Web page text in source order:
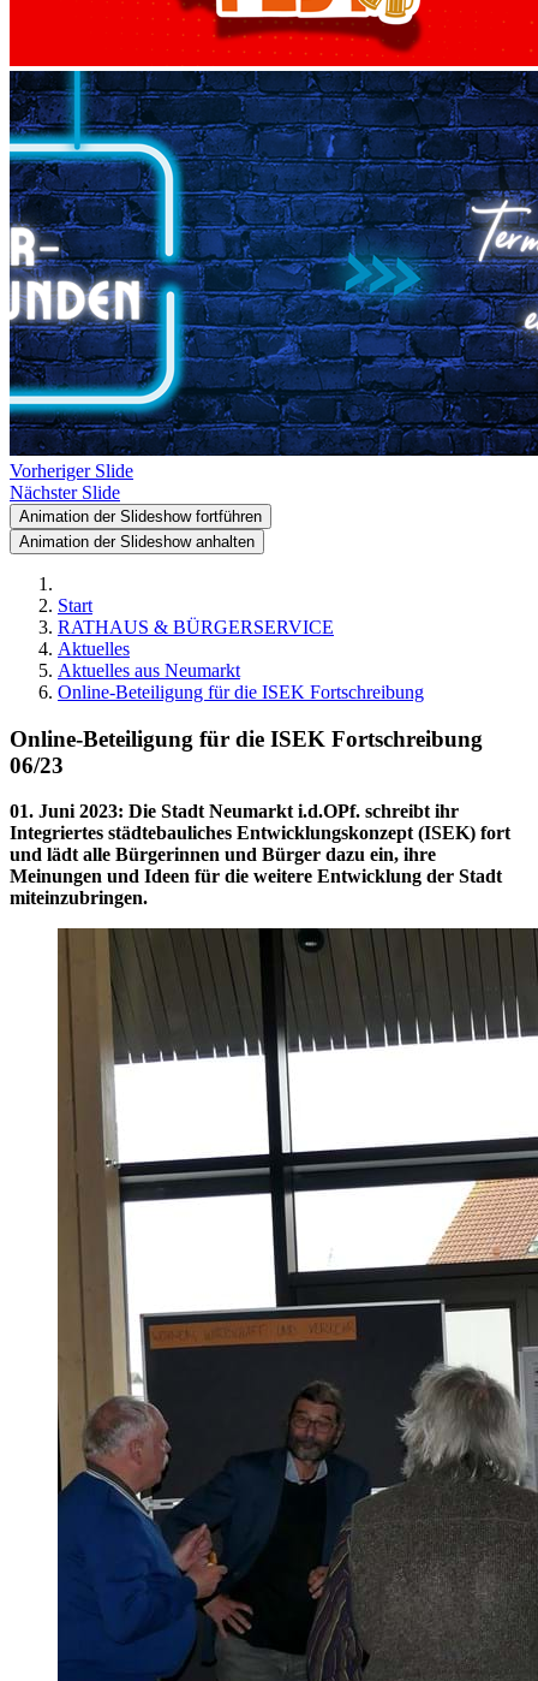
Vorheriger Slide
Nächster Slide
Animation der Slideshow fortführen
Animation der Slideshow anhalten
Start
RATHAUS & BÜRGERSERVICE
Aktuelles
Aktuelles aus Neumarkt
Online-Beteiligung für die ISEK Fortschreibung
Online-Beteiligung für die ISEK Fortschreibung
06/23
01. Juni 2023: Die Stadt Neumarkt i.d.OPf. schreibt ihr
Integriertes städtebauliches Entwicklungskonzept (ISEK) fort
und lädt alle Bürgerinnen und Bürger dazu ein, ihre
Meinungen und Ideen für die weitere Entwicklung der Stadt
miteinzubringen.